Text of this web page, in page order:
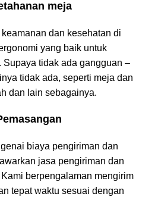
meja
dan kesehatan di
yang baik untuk
Supaya tidak ada gangguan –
tidak ada, seperti meja dan
dan lain sebagainya.
biaya pengiriman dan
jasa pengiriman dan
berpengalaman mengirim
tepat waktu sesuai dengan